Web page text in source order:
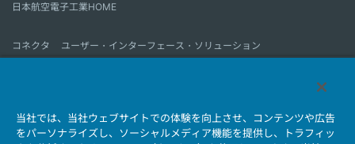
日本航空電子工業HOME
コネクタ
ユーザー・インターフェース・ソリューション
会社情報 サステナビリティ IR情報 採用情報
会社情報新着一覧
当社では、当社ウェブサイトでの体験を向上させ、コンテンツや広告
をパーソナライズし、ソーシャルメディア機能を提供し、トラフィッ